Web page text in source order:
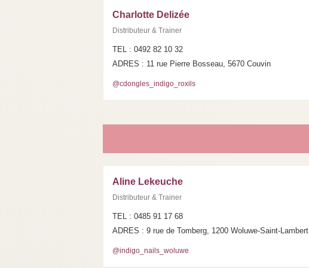
Charlotte Delizée
Distributeur & Trainer
TEL : 0492 82 10 32
ADRES : 11 rue Pierre Bosseau, 5670 Couvin
@cdongles_indigo_roxils
Aline Lekeuche
Distributeur & Trainer
TEL : 0485 91 17 68
ADRES : 9 rue de Tomberg, 1200 Woluwe-Saint-Lambert
@indigo_nails_woluwe